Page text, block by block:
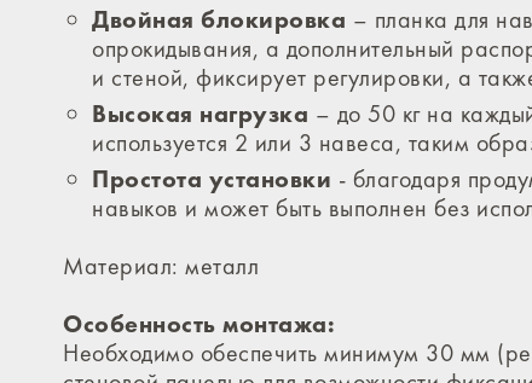
Двойная блокировка – планка для
опрокидывания, а дополнительный
и стеной, фиксирует регулировки, а
Высокая нагрузка – до 50 кг на
используется 2 или 3 навеса, таким
Простота установки - благодаря
навыков и может быть выполнен без
Материал: металл
Особенность монтажа:
Необходимо обеспечить минимум 30 мм